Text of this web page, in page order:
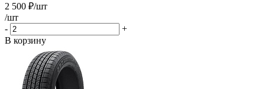
2 500 ₽/шт
/шт
-
+
В корзину